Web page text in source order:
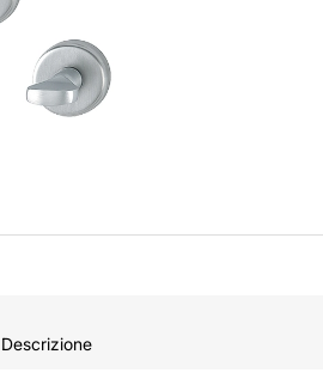
Descrizione